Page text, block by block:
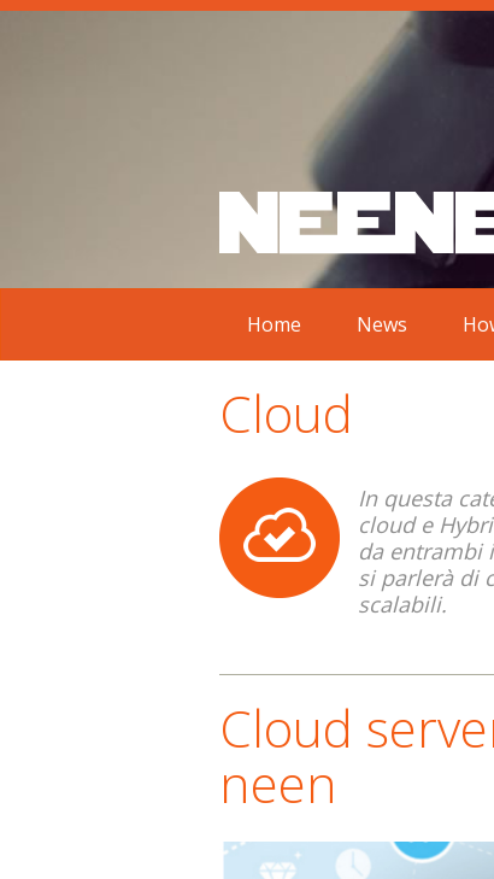
Home News
Cloud
In questa
cloud e
da entrambi
si parlerà di
scalabili.
Cloud
neen